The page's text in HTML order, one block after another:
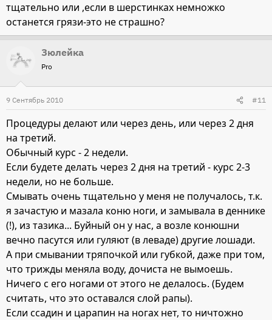
тщательно или ,если в шерстинках немножко
останется грязи-это не страшно?
Зюлейка
Pro
9 Сентябрь 2010 #11
Процедуры делают или через день, или через 2 дня
на третий.
Обычный курс - 2 недели.
Если будете делать через 2 дня на третий - курс 2-3
недели, но не больше.
Смывать очень тщательно у меня не получалось, т.к.
я зачастую и мазала коню ноги, и замывала в деннике
(!), из тазика... Буйный он у нас, а возле конюшни
вечно пасутся или гуляют (в леваде) другие лошади.
А при смывании тряпочкой или губкой, даже при том,
что трижды меняла воду, дочиста не вымоешь.
Ничего с его ногами от этого не делалось. (Будем
считать, что это оставался слой рапы).
Если ссадин и царапин на ногах нет, то ничтожно